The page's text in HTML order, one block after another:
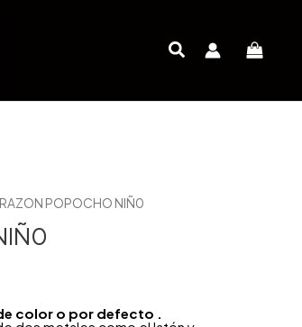
POPOCHO NIÑ0
color o por defecto .